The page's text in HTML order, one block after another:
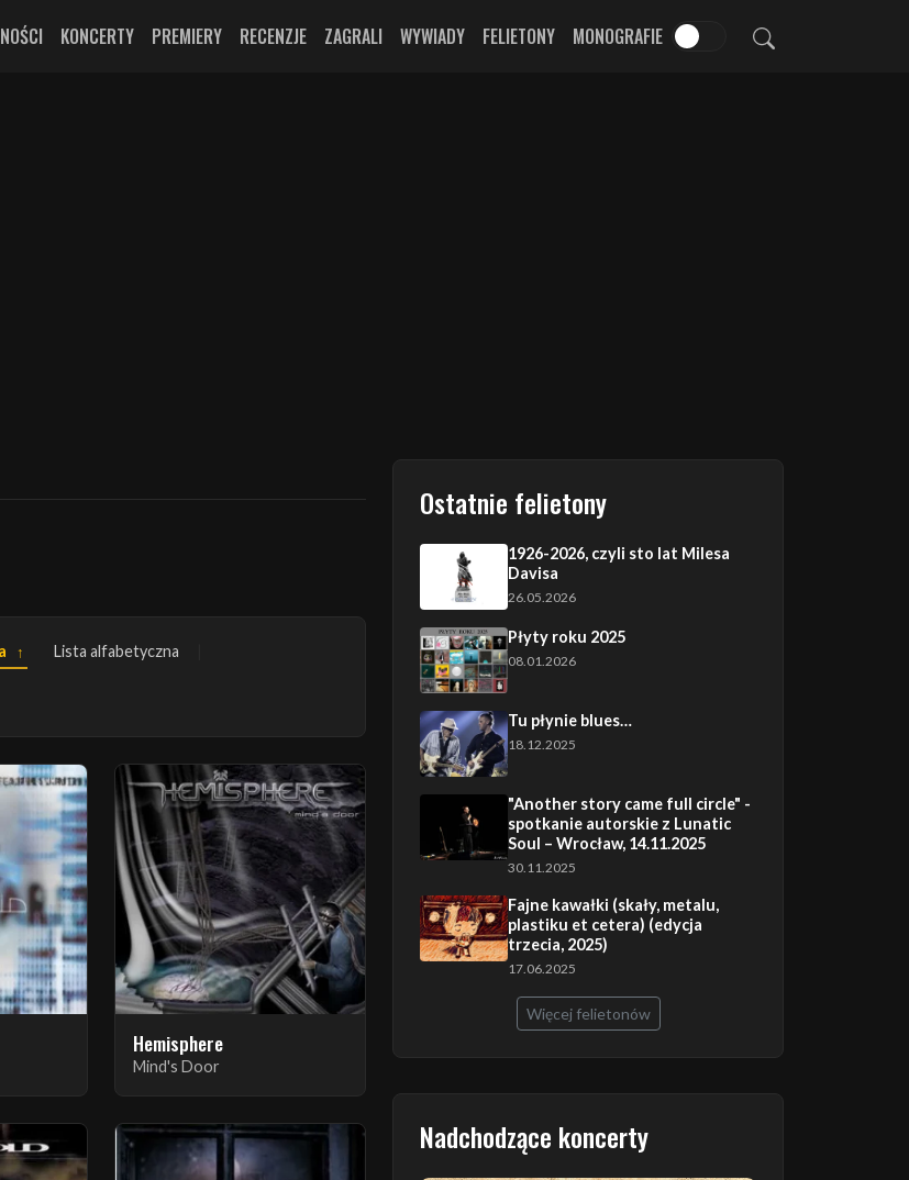
KONCERTY PREMIERY RECENZJE ZAGRALI WYWIADY FELIETONY MONOGRAFIE
Lista alfabetyczna
Hemisphere
Mind's Door
Ostatnie felietony
1926-2026, czyli sto lat Milesa
Davisa
26.05.2026
Płyty roku 2025
08.01.2026
Tu płynie blues…
18.12.2025
"Another story came full circle" -
spotkanie autorskie z Lunatic
Soul – Wrocław, 14.11.2025
30.11.2025
Fajne kawałki (skały, metalu,
plastiku et cetera) (edycja
trzecia, 2025)
17.06.2025
Więcej felietonów
Nadchodzące koncerty